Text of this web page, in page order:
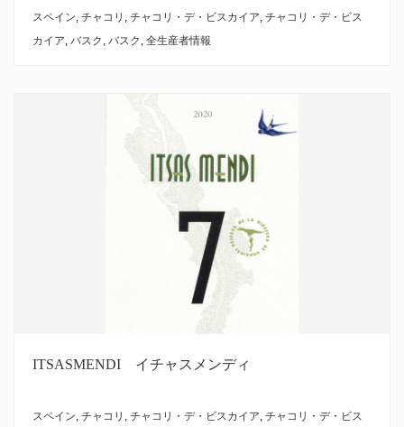
スペイン, チャコリ , チャコリ・デ・ビスカイア, チャコリ・デ・ビス
カイア, バスク , バスク , 全生産者情報
ITSASMENDI イチャスメンディ
スペイン, チャコリ , チャコリ・デ・ビスカイア, チャコリ・デ・ビス